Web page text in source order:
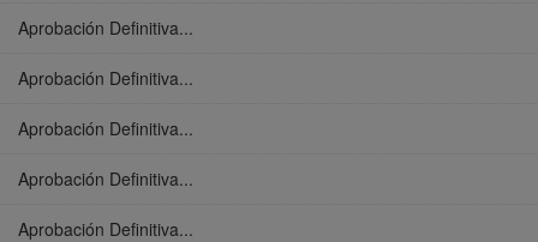
Aprobación Definitiva...
Aprobación Definitiva...
Aprobación Definitiva...
Aprobación Definitiva...
Aprobación Definitiva...